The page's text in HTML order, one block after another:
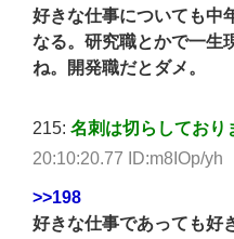
好きな仕事についても中
なる。研究職とかで一生
ね。開発職だとダメ。
215: 名刺は切らしており
20:10:20.77 ID:m8IOp/yh
>>198
好きな仕事であっても好